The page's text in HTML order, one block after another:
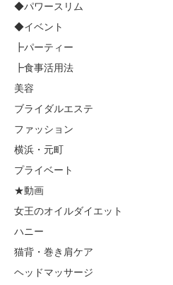
◆パワースリム
◆イベント
┣パーティー
┣食事活用法
美容
ブライダルエステ
ファッション
横浜・元町
プライベート
★動画
女王のオイルダイエット
ハニー
猫背・巻き肩ケア
ヘッドマッサージ